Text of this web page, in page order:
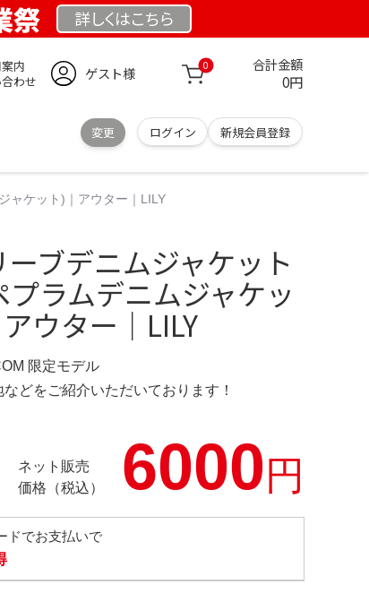
祭 詳しくはこちら
内
わせ
ゲスト様 0 合計金額
0円
変更 ログイン 新規会員登録
ャケット)｜アウター｜LILY
ブデニムジャケット
ラムデニムジャケッ
ウター｜LILY
限定モデル
どをご紹介いただいております！
ネット販売
価格（税込）
6000円
ドでお支払いで